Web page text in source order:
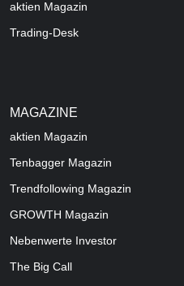
aktien Magazin
Trading-Desk
MAGAZINE
aktien Magazin
Tenbagger Magazin
Trendfollowing Magazin
GROWTH Magazin
Nebenwerte Investor
The Big Call